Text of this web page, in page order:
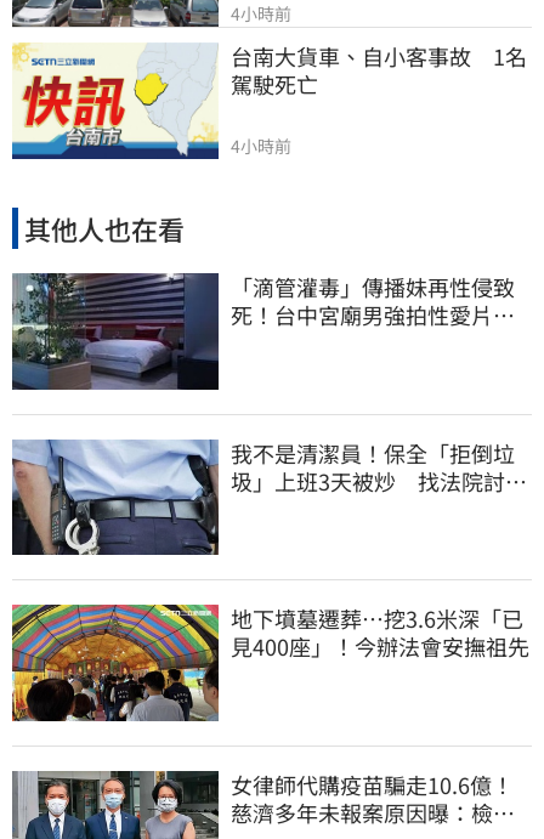
4小時前
台南大貨車、自小客事故　1名
駕駛死亡
4小時前
其他人也在看
「滴管灌毒」傳播妹再性侵致
死！台中宮廟男強拍性愛片
我不是清潔員！保全「拒倒垃
圾」上班3天被炒 找法院討公
地下墳墓遷葬…挖3.6米深「已
見400座」！今辦法會安撫祖先
女律師代購疫苗騙走10.6億！
慈濟多年未報案原因曝：檢警